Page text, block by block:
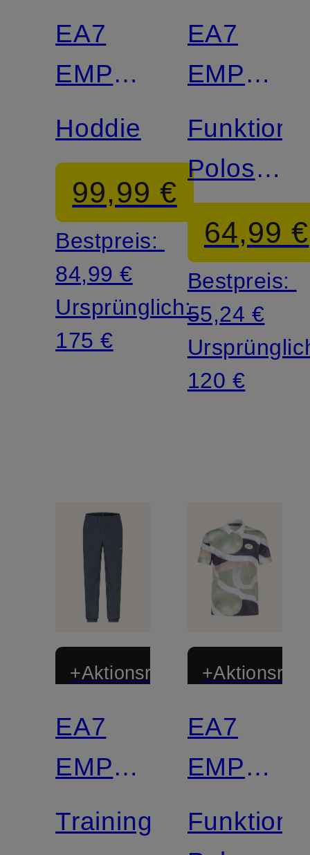
EA7
EMPORIO
ARMANI
Hoddie
99,99 €
Bestpreis:
84,99 €
Ursprünglich:
175 €
EA7
ARMANI
Poloshirt
PRO
64,99 €
Bestpreis:
55,24 €
120 €
+Aktionsrabatt
EA7
EMPORIO
ARMANI
Trainingshose
EA7
ARMANI